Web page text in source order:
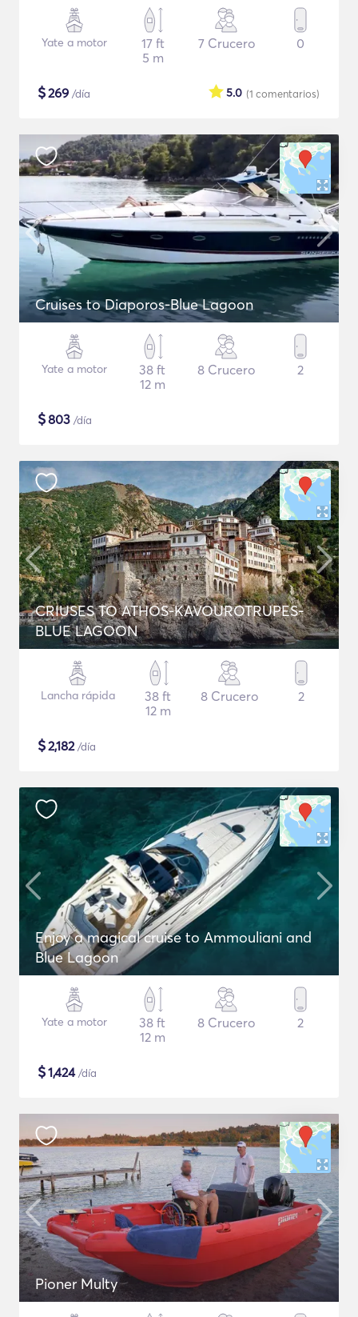
Yate a motor
17 ft
5 m
7 Crucero 0
$269 /día (1 comentarios)
5.0
Cruises to Diaporos-Blue Lagoon
Yate a motor
38 ft
12 m
8 Crucero 2
$803 /día
CRIUSES TO ATHOS-KAVOUROTRUPES-
BLUE LAGOON
Lancha rápida
38 ft
12 m
8 Crucero 2
$2,182/día
Enjoy a magical cruise to Ammouliani and
Blue Lagoon
Yate a motor
38 ft
12 m
8 Crucero 2
$1,424/día
Pioner Multy